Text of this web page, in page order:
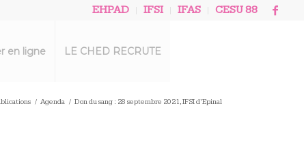
EHPAD IFSI IFAS CESU 88
en ligne LE CHED RECRUTE
/ Agenda / Don du sang : 28 septembre 2021, IFSI d’Epinal